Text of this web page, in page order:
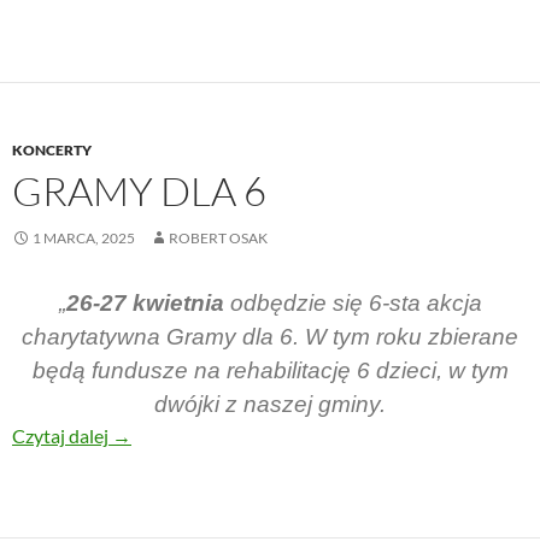
KONCERTY
GRAMY DLA 6
1 MARCA, 2025 ROBERT OSAK
„26-27 kwietnia odbędzie się 6-sta akcja
charytatywna Gramy dla 6. W tym roku zbierane
będą fundusze na rehabilitację 6 dzieci, w tym
dwójki z naszej gminy.
Czytaj dalej Gramy dla 6
→